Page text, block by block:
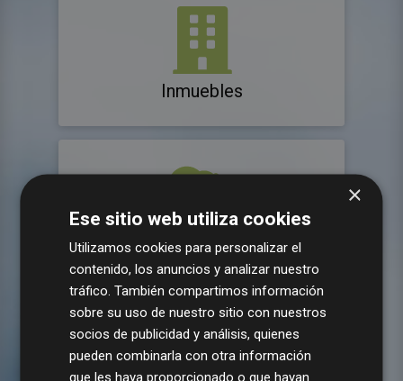
Inmuebles
Consumos agua
×
Ese sitio web utiliza cookies
Utilizamos cookies para personalizar el
contenido, los anuncios y analizar nuestro
tráfico. También compartimos información
sobre su uso de nuestro sitio con nuestros
socios de publicidad y análisis, quienes
pueden combinarla con otra información
que les haya proporcionado o que hayan